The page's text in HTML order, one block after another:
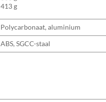
413 g
Polycarbonaat, aluminium
ABS, SGCC-staal